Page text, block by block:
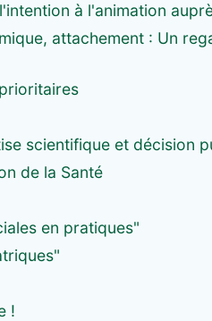
à l'animation
attachement : Un
scientifique et décision
de la Santé
en pratiques"
!